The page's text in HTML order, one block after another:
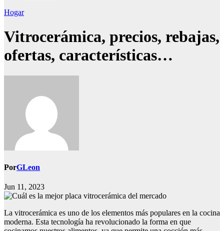
Hogar
Vitrocerámica, precios, rebajas,
ofertas, características…
PorGLeon
Jun 11, 2023
La vitrocerámica es uno de los elementos más populares en la cocina
moderna. Esta tecnología ha revolucionado la forma en que